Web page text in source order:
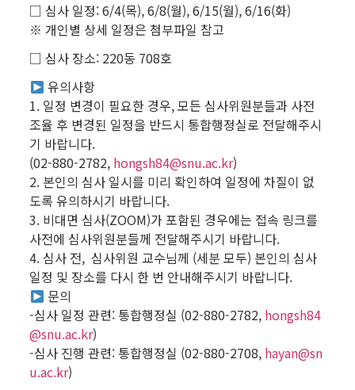
□ 심사 일정: 6/4(목), 6/8(월), 6/15(월), 6/16(화)
※ 개인별 상세 일정은 첨부파일 참고
□ 심사 장소: 220동 708호
유의사항
1. 일정 변경이 필요한 경우, 모든 심사위원분들과 사전
조율 후 변경된 일정을 반드시 통합행정실로 전달해주시
기 바랍니다.
(02-880-2782, hongsh84@snu.ac.kr)
2. 본인의 심사 일시를 미리 확인하여 일정에 차질이 없
도록 유의하시기 바랍니다.
3. 비대면 심사(ZOOM)가 포함된 경우에는 접속 링크를
사전에 심사위원분들께 전달해주시기 바랍니다.
4. 심사 전, 심사위원 교수님께 (세분 모두) 본인의 심사
일정 및 장소를 다시 한 번 안내해주시기 바랍니다.
문의
-심사 일정 관련: 통합행정실 (02-880-2782, hongsh84
@snu.ac.kr)
-심사 진행 관련: 통합행정실 (02-880-2708, hayan@sn
u.ac.kr)